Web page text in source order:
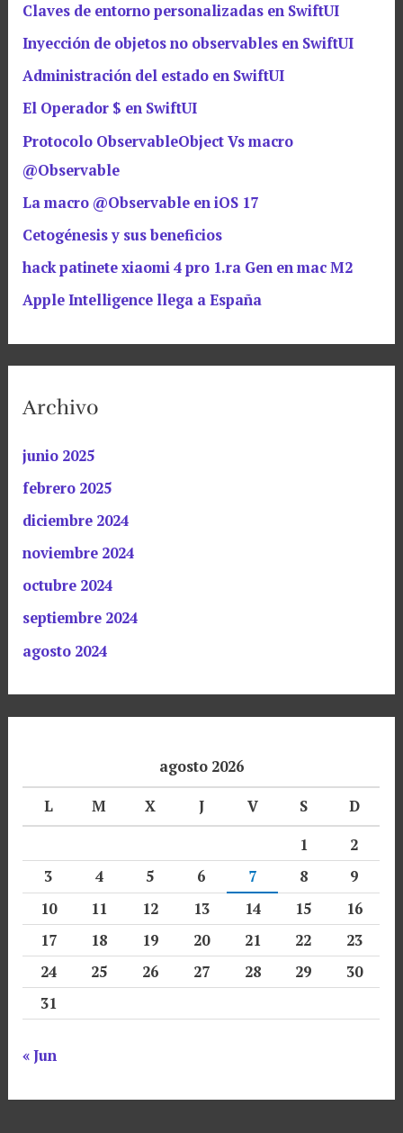
Claves de entorno personalizadas en SwiftUI
Inyección de objetos no observables en SwiftUI
Administración del estado en SwiftUI
El Operador $ en SwiftUI
Protocolo ObservableObject Vs macro
@Observable
La macro @Observable en iOS 17
Cetogénesis y sus beneficios
hack patinete xiaomi 4 pro 1.ra Gen en mac M2
Apple Intelligence llega a España
Archivo
junio 2025
febrero 2025
diciembre 2024
noviembre 2024
octubre 2024
septiembre 2024
agosto 2024
agosto 2026
L
M X J V S
D
1
2
3
4 5 6 7 8
9
10
11 12 13 14 15
16
17
18 19 20 21 22
23
24
25 26 27 28 29
30
31
« Jun